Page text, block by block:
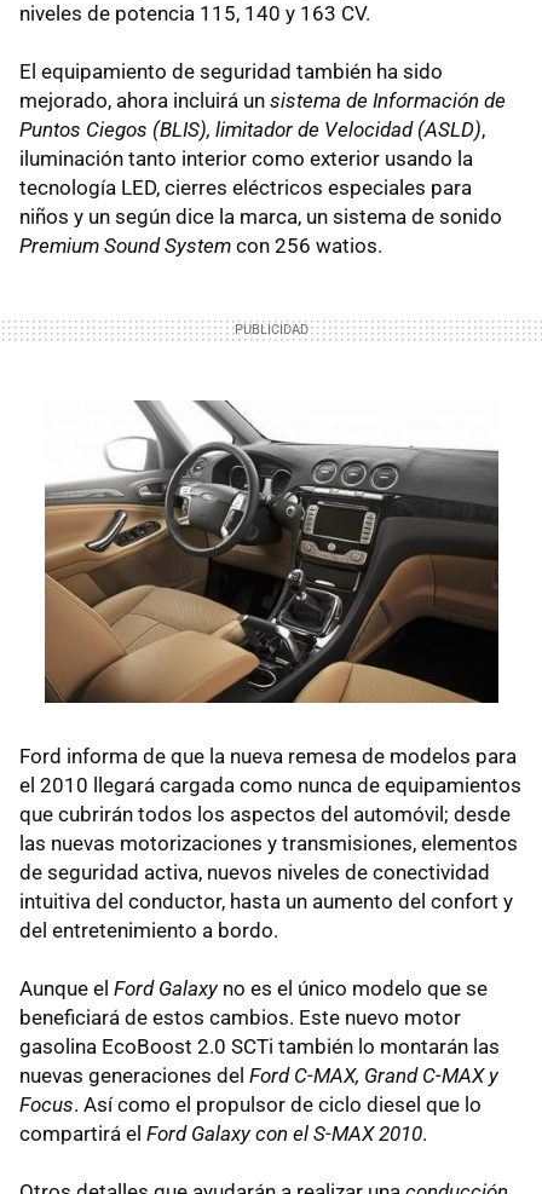
niveles de potencia 115, 140 y 163 CV.
El equipamiento de seguridad también ha sido
mejorado, ahora incluirá un sistema de Información de
Puntos Ciegos (BLIS), limitador de Velocidad (ASLD),
iluminación tanto interior como exterior usando la
tecnología LED, cierres eléctricos especiales para
niños y un según dice la marca, un sistema de sonido
Premium Sound System con 256 watios.
Ford informa de que la nueva remesa de modelos para
el 2010 llegará cargada como nunca de equipamientos
que cubrirán todos los aspectos del automóvil; desde
las nuevas motorizaciones y transmisiones, elementos
de seguridad activa, nuevos niveles de conectividad
intuitiva del conductor, hasta un aumento del confort y
del entretenimiento a bordo.
Aunque el Ford Galaxyno es el único modelo que se
beneficiará de estos cambios. Este nuevo motor
gasolina EcoBoost 2.0 SCTi también lo montarán las
nuevas generaciones del Ford C-MAX, Grand C-MAX y
Focus. Así como el propulsor de ciclo diesel que lo
compartirá el Ford Galaxy con el S-MAX 2010.